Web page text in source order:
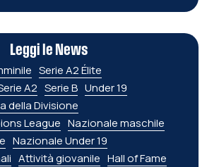
Leggi le News
Serie A2 Élite
A2 Serie B Under 19
della Divisione
League Nazionale maschile
Nazionale Under 19
Attività giovanile Hall of Fame